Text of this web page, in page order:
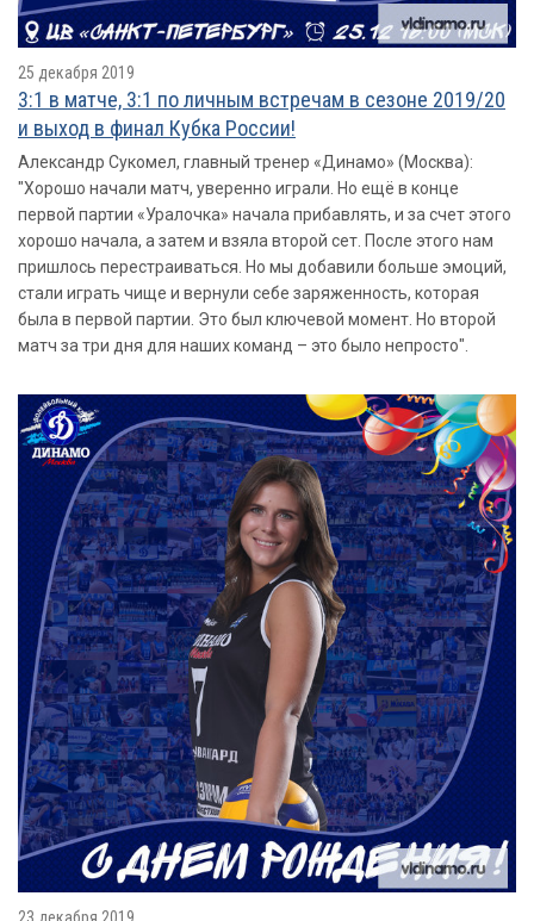
25 декабря 2019
3:1 в матче, 3:1 по личным встречам в сезоне 2019/20
и выход в финал Кубка России!
Александр Сукомел, главный тренер «Динамо» (Москва):
"Хорошо начали матч, уверенно играли. Но ещё в конце
первой партии «Уралочка» начала прибавлять, и за счет этого
хорошо начала, а затем и взяла второй сет. После этого нам
пришлось перестраиваться. Но мы добавили больше эмоций,
стали играть чище и вернули себе заряженность, которая
была в первой партии. Это был ключевой момент. Но второй
матч за три дня для наших команд – это было непросто".